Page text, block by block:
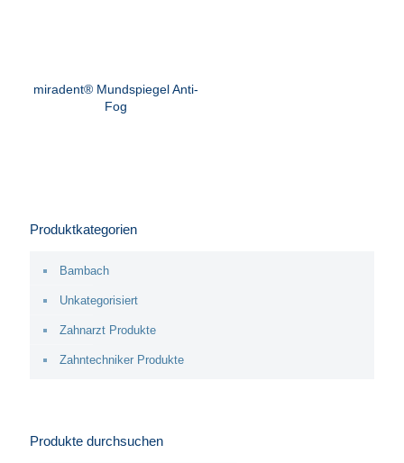
miradent® Mundspiegel Anti-
Fog
Produktkategorien
Bambach
Unkategorisiert
Zahnarzt Produkte
Zahntechniker Produkte
Produkte durchsuchen